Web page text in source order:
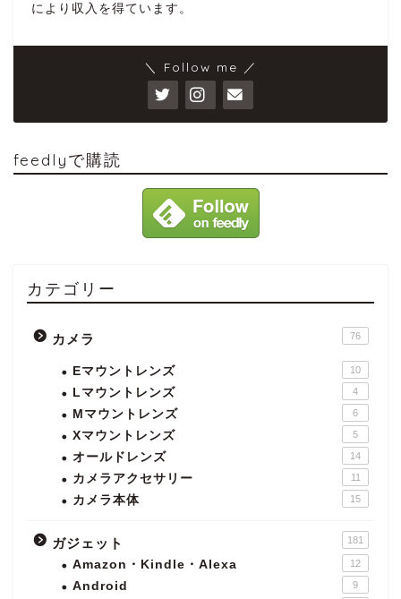
により収入を得ています。
＼ Follow me ／
feedlyで購読
カテゴリー
カメラ 76
Eマウントレンズ 10
Lマウントレンズ 4
Mマウントレンズ 6
Xマウントレンズ 5
オールドレンズ 14
カメラアクセサリー 11
カメラ本体 15
ガジェット 181
Amazon・Kindle・Alexa 12
Android 9